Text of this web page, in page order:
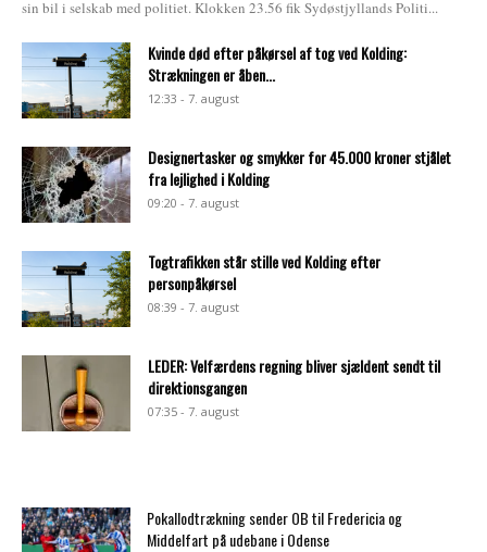
sin bil i selskab med politiet. Klokken 23.56 fik Sydøstjyllands Politi...
Kvinde død efter påkørsel af tog ved Kolding:
Strækningen er åben...
12:33 - 7. august
Designertasker og smykker for 45.000 kroner stjålet
fra lejlighed i Kolding
09:20 - 7. august
Togtrafikken står stille ved Kolding efter
personpåkørsel
08:39 - 7. august
LEDER: Velfærdens regning bliver sjældent sendt til
direktionsgangen
07:35 - 7. august
Pokallodtrækning sender OB til Fredericia og
Middelfart på udebane i Odense